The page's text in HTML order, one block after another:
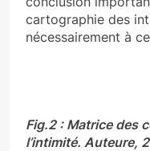
cartographie des
nécessairement à
Fig.2 : Matrice des
l’intimité. Auteure,